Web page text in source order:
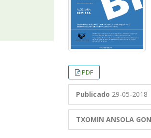
PDF
Publicado 29-05-2018
TXOMIN ANSOLA